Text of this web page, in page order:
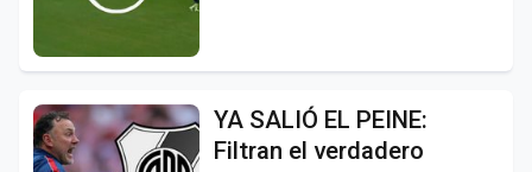
YA SALIÓ EL PEINE:
Filtran el verdadero